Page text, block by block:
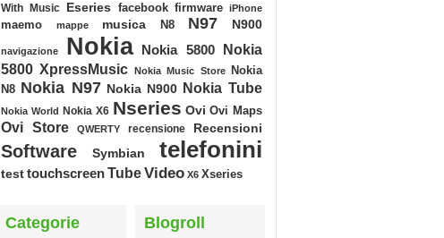
With Music
Eseries facebook firmware iPhone
maemo mappe musica N8 N97 N900
navigazione Nokia Nokia 5800 Nokia
5800 XpressMusic Nokia Music Store
Nokia
N8 Nokia N97 Nokia N900 Nokia Tube
Nokia World Nokia X6 Nseries Ovi Ovi Maps
Ovi Store QWERTY recensione Recensioni
Software Symbian telefonini
testtouchscreenTubeVideo X6 Xseries
Categorie Blogroll